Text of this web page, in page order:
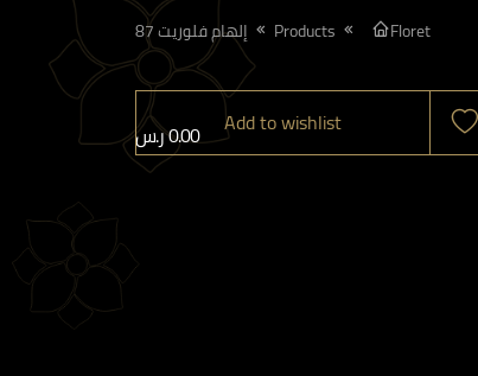
Floret
Products إلهام فلوريت 87
0.00ر.س Add to wishlist